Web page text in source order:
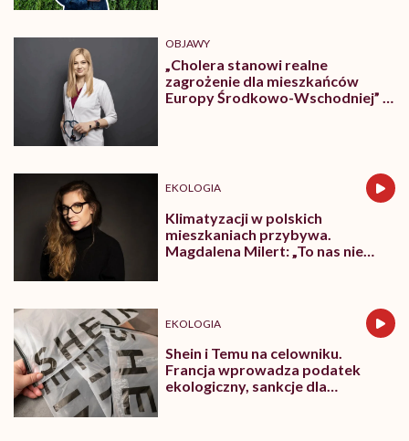
OBJAWY
„Cholera stanowi realne
zagrożenie dla mieszkańców
Europy Środkowo-Wschodniej” –
EKOLOGIA
Klimatyzacji w polskich
mieszkaniach przybywa.
Magdalena Milert: „To nas nie
EKOLOGIA
Shein i Temu na celowniku.
Francja wprowadza podatek
ekologiczny, sankcje dla